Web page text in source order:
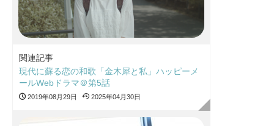
関連記事
現代に蘇る恋の和歌「金木犀と私」ハッピーメ
ールWebドラマ＠第5話
2019年08月29日 2025年04月30日